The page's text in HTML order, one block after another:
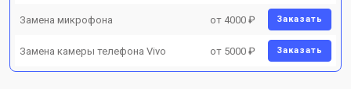
Замена микрофона от 4000 ₽ Заказать
Замена камеры телефона Vivo от 5000 ₽ Заказать